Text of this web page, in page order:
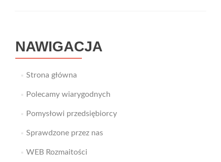
NAWIGACJA
Strona główna
Polecamy wiarygodnych
Pomysłowi przedsiębiorcy
Sprawdzone przez nas
WEB Rozmaitości